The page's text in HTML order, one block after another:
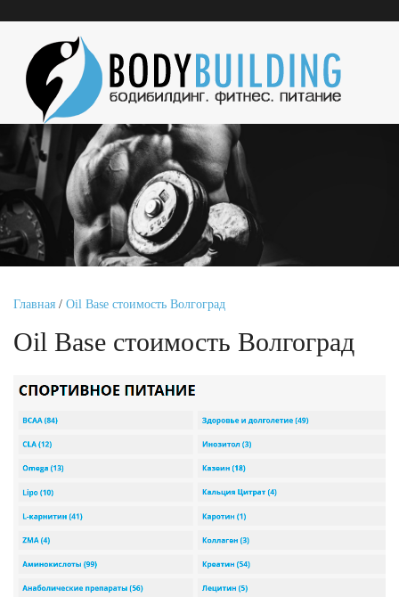
Главная / Oil Base стоимость Волгоград
Oil Base стоимость Волгоград